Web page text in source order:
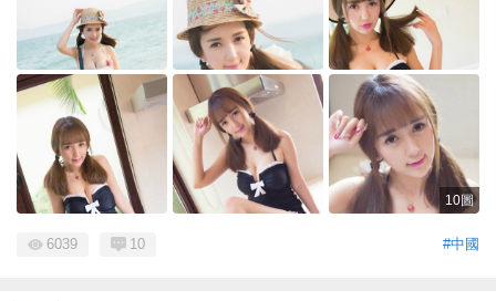
10圖
#中國
6039 10